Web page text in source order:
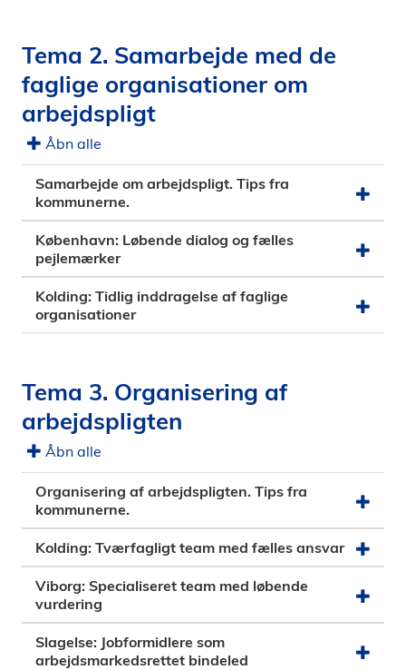
Tema 2. Samarbejde med de
faglige organisationer om
arbejdspligt
Åbn alle
Samarbejde om arbejdspligt. Tips fra
kommunerne.
København: Løbende dialog og fælles
pejlemærker
Kolding: Tidlig inddragelse af faglige
organisationer
Tema 3. Organisering af
arbejdspligten
Åbn alle
Organisering af arbejdspligten. Tips fra
kommunerne.
Kolding: Tværfagligt team med fælles ansvar
Viborg: Specialiseret team med løbende
vurdering
Slagelse: Jobformidlere som
arbejdsmarkedsrettet bindeled